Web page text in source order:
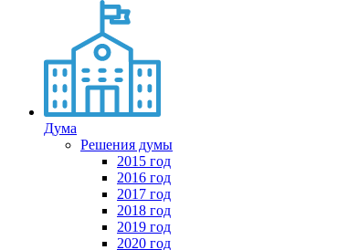
Дума
Решения думы
2015 год
2016 год
2017 год
2018 год
2019 год
2020 год